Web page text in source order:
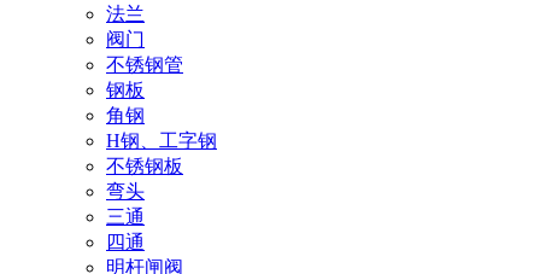
法兰
阀门
不锈钢管
钢板
角钢
H钢、工字钢
不锈钢板
弯头
三通
四通
明杆闸阀